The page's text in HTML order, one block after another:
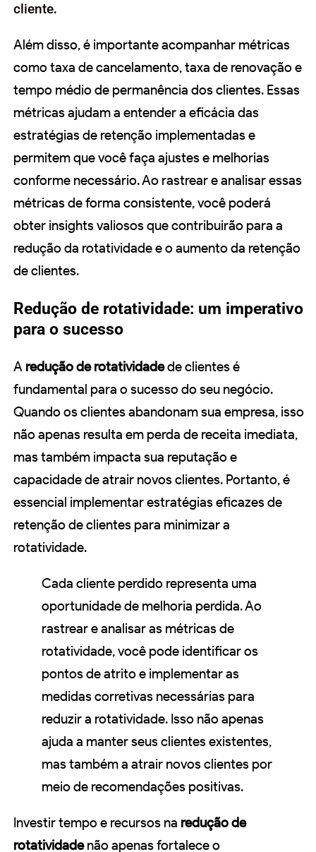
cliente.
Além disso, é importante acompanhar métricas
como taxa de cancelamento, taxa de renovação e
tempo médio de permanência dos clientes. Essas
métricas ajudam a entender a eficácia das
estratégias de retenção implementadas e
permitem que você faça ajustes e melhorias
conforme necessário. Ao rastrear e analisar essas
métricas de forma consistente, você poderá
obter insights valiosos que contribuirão para a
redução da rotatividade e o aumento da retenção
de clientes.
Redução de rotatividade: um imperativo
para o sucesso
A redução de rotatividadede clientes é
fundamental para o sucesso do seu negócio.
Quando os clientes abandonam sua empresa, isso
não apenas resulta em perda de receita imediata,
mas também impacta sua reputação e
capacidade de atrair novos clientes. Portanto, é
essencial implementar estratégias eficazes de
retenção de clientes para minimizar a
rotatividade.
Cada cliente perdido representa uma
oportunidade de melhoria perdida. Ao
rastrear e analisar as métricas de
rotatividade, você pode identificar os
pontos de atrito e implementar as
medidas corretivas necessárias para
reduzir a rotatividade. Isso não apenas
ajuda a manter seus clientes existentes,
mas também a atrair novos clientes por
meio de recomendações positivas.
Investir tempo e recursos na redução de
rotatividadenão apenas fortalece o